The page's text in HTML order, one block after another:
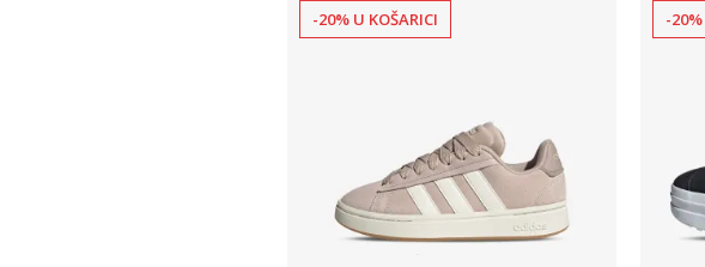
-20% U KOŠARICI -20%